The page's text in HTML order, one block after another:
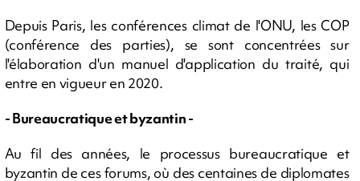
Depuis Paris, les conférences climat de l'ONU, les COP
(conférence des parties), se sont concentrées sur
l'élaboration d'un manuel d'application du traité, qui
entre en vigueur en 2020.
- Bureaucratique et byzantin -
Au fil des années, le processus bureaucratique et
byzantin de ces forums, où des centaines de diplomates